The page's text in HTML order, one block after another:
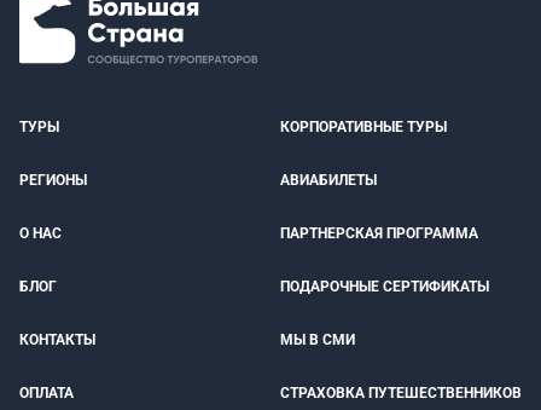
ТУРЫ КОРПОРАТИВНЫЕ ТУРЫ
РЕГИОНЫ АВИАБИЛЕТЫ
О НАС ПАРТНЕРСКАЯ ПРОГРАММА
БЛОГ ПОДАРОЧНЫЕ СЕРТИФИКАТЫ
КОНТАКТЫ МЫ В СМИ
ОПЛАТА СТРАХОВКА ПУТЕШЕСТВЕННИКОВ